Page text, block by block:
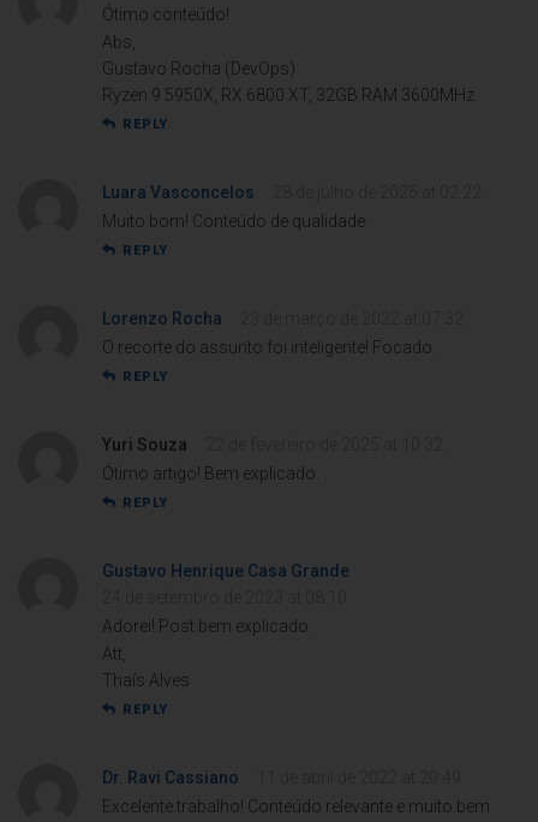
Ótimo conteúdo!
Abs,
Gustavo Rocha (DevOps)
Ryzen 9 5950X, RX 6800 XT, 32GB RAM 3600MHz
REPLY
Luara Vasconcelos
Muito bom! Conteúdo de qualidade.
REPLY
Lorenzo Rocha
O recorte do assunto foi inteligente! Focado.
REPLY
Yuri Souza
Ótimo artigo! Bem explicado.
REPLY
Gustavo Henrique Casa Grande
Adorei! Post bem explicado.
Att,
Thaís Alves
REPLY
Dr. Ravi Cassiano
Excelente trabalho! Conteúdo relevante e muito bem